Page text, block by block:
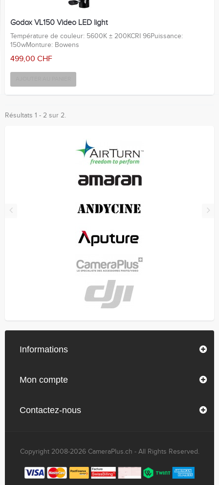
Godox VL150 Video LED light
Température de couleur: 5600K ± 200KCRI 96Puissance:
150wMonture: Bowens
499,00 CHF
Résultats 1 - 2 sur 2.
Informations
Mon compte
Contactez-nous
Copyright 2008-2026 CameraPlus.ch - All Rights Reserved.